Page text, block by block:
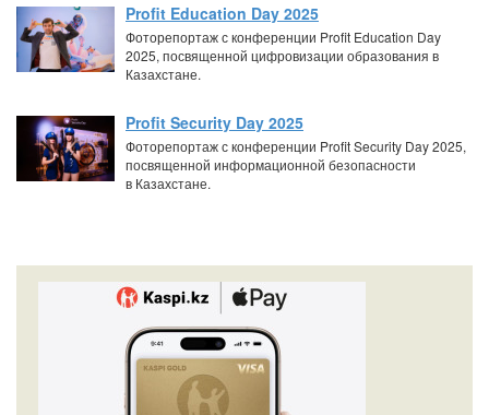
Profit Education Day 2025
Фоторепортаж с конференции Profit Education Day
2025, посвященной цифровизации образования в
Казахстане.
Profit Security Day 2025
Фоторепортаж с конференции Profit Security Day 2025,
посвященной информационной безопасности
в Казахстане.